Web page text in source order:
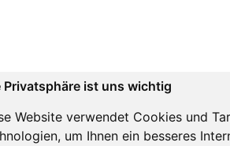
Privatsphäre ist uns wichtig
Website verwendet Cookies und
um Ihnen ein besseres